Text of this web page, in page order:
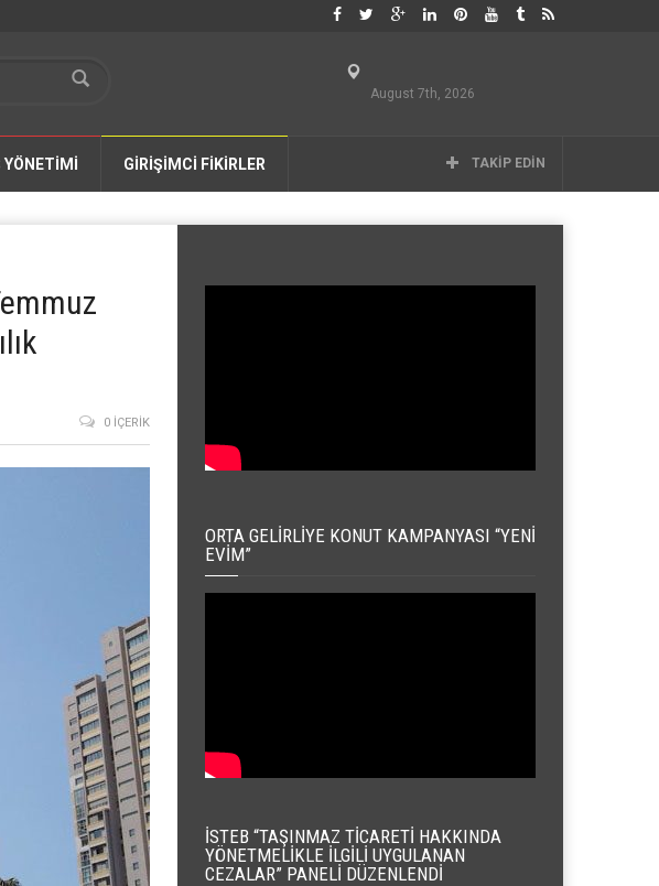
August 7th, 2026
YÖNETİMİ GİRİŞİMCİ FİKİRLER TAKIP EDIN
0 İÇERIK
ORTA GELIRLIYE KONUT KAMPANYASI “YENI
EVIM”
İSTEB “TAŞINMAZ TICARETI HAKKINDA
YÖNETMELIKLE İLGILI UYGULANAN
CEZALAR” PANELI DÜZENLENDI